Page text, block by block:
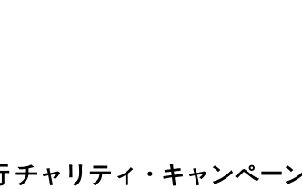
チャリティ・キャンペー